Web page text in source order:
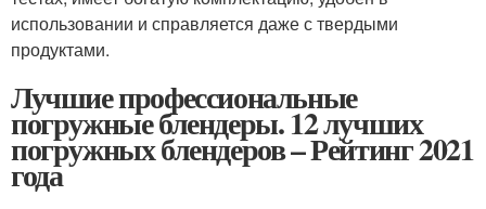
использовании и справляется даже с твердыми
продуктами.
Лучшие профессиональные
погружные блендеры. 12 лучших
погружных блендеров – Рейтинг 2021
года